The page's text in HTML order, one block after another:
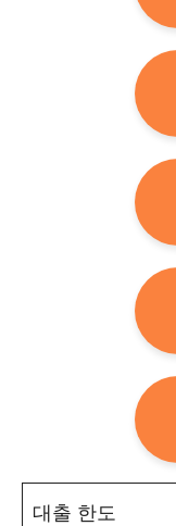
대출 한도